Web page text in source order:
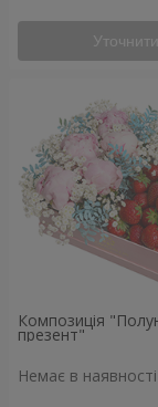
Уточнити
Композиція
презент"
Немає в наявності